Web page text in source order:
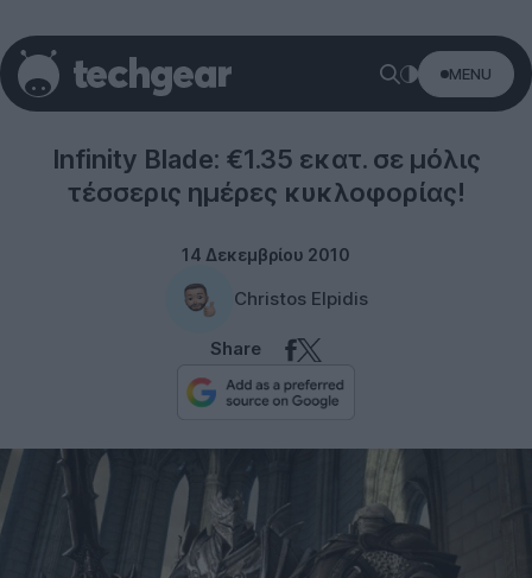
MENU
Infinity Blade: €1.35 εκατ. σε μόλις
τέσσερις ημέρες κυκλοφορίας!
14 Δεκεμβρίου 2010
Christos Elpidis
Share